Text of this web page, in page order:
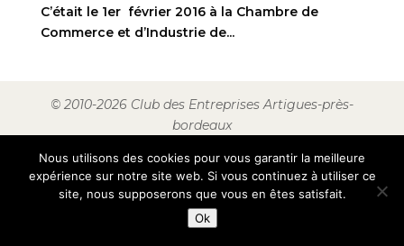
C’était le 1er février 2016 à la Chambre de
Commerce et d’Industrie de...
© 2010-2026 Club des Entreprises Artigues-près-
bordeaux
Nous utilisons des cookies pour vous garantir la meilleure
expérience sur notre site web. Si vous continuez à utiliser ce
site, nous supposerons que vous en êtes satisfait.
Ok